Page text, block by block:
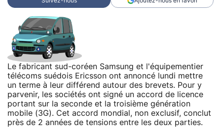
Le fabricant sud-coréen Samsung et l'équipementier
télécoms suédois Ericsson ont annoncé lundi mettre
un terme à leur différend autour des brevets. Pour y
parvenir, les sociétés ont signé un accord de licence
portant sur la seconde et la troisième génération
mobile (3G). Cet accord mondial, non exclusif, conclut
près de 2 années de tensions entre les deux parties.